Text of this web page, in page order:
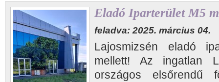
Eladó Iparterület M5
feladva: 2025. március 04.
Lajosmizsén eladó
mellett! Az ingatlan
országos